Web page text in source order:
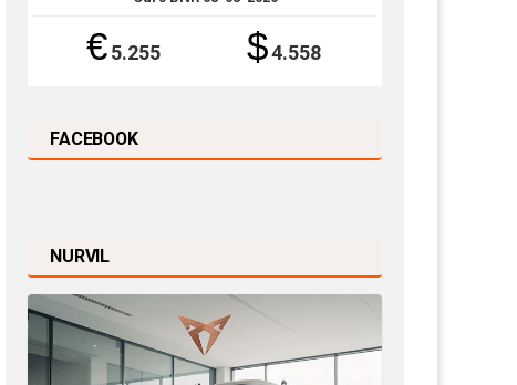
€ 5.255 $4.558
FACEBOOK
NURVIL